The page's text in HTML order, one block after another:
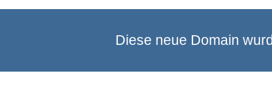
Diese neue Domain